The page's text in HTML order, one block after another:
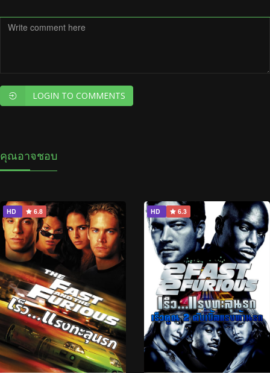
LOGIN TO COMMENTS
คุณอาจชอบ
HD 6.8 HD 6.3